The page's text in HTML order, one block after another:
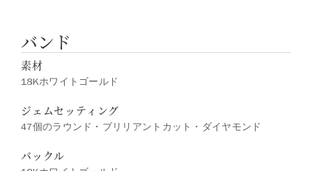
バンド
素材
18Kホワイトゴールド
ジェムセッティング
47個のラウンド・ブリリアントカット・ダイヤモンド
バックル